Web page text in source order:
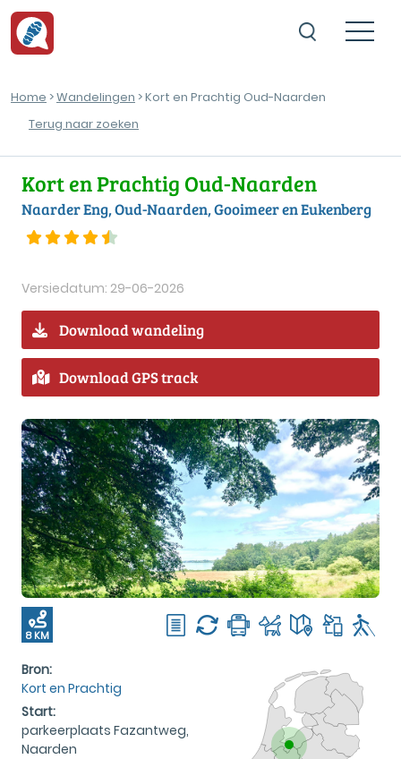
Home >Wandelingen > Kort en Prachtig Oud-Naarden
Terug naar zoeken
Kort en Prachtig Oud-Naarden
Naarder Eng, Oud-Naarden, Gooimeer en Eukenberg
Versiedatum: 29-06-2026
Download wandeling
Download GPS track
8 KM
Bron:
Kort en Prachtig
Start:
parkeerplaats Fazantweg,
Naarden